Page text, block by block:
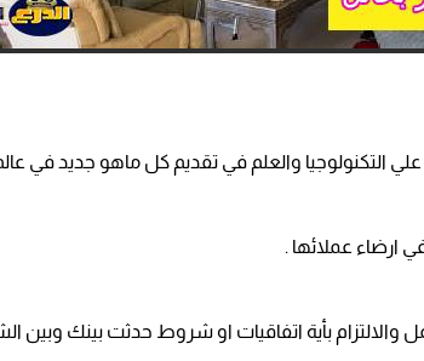
التكنولوجيا والعلم في تقديم كل ماهو جديد في
ارضاء عملائها .
والالتزام بأية اتفاقيات او شروط حدثت بينك وبين